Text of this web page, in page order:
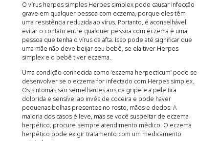
O vírus herpes simples Herpes simplex pode causar infecção
grave em qualquer pessoa com eczema, porque eles têm
uma resistência reduzida ao vírus. Portanto, é aconselhável
evitar o contato entre qualquer pessoa com eczema e uma
pessoa que tenha o vírus da afta. Isso pode até significar que
uma mãe não deve beijar seu bebê, se ela tiver Herpes
simplex e o bebê tiver eczema.
Uma condição conhecida como ‘eczema herpecticum’ pode se
desenvolver se o eczema for infectado com Herpes simplex.
Os sintomas são semelhantes aos da gripe e a pele fica
dolorida e sensível ao invés de coceira e pode haver
pequenas bolhas presentes no rosto, mãos e dedos. A
maioria dos casos é leve, mas se você suspeitar de eczema
herpético, procure sempre atendimento médico. O eczema
herpético pode exigir tratamento com um medicamento